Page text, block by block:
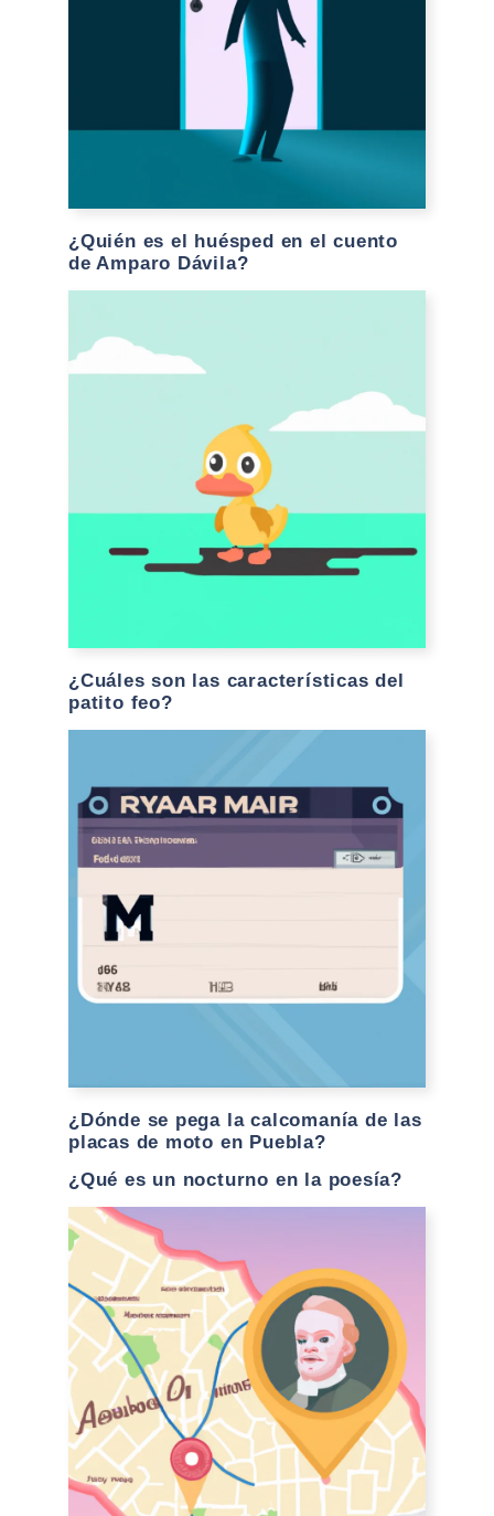
¿Quién es el huésped en el cuento
de Amparo Dávila?
¿Cuáles son las características del
patito feo?
¿Dónde se pega la calcomanía de las
placas de moto en Puebla?
¿Qué es un nocturno en la poesía?